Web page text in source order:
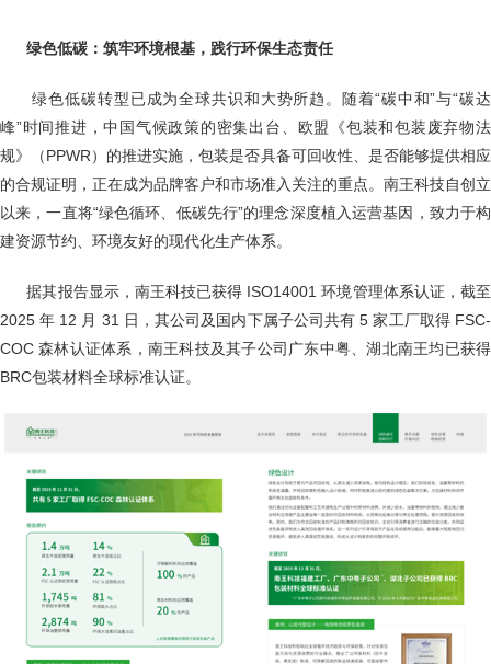
绿色低碳：筑牢环境根基，践行环保生态责任
绿色低碳转型已成为全球共识和大势所趋。随着“碳中和”与“碳达
峰”时间推进，中国气候政策的密集出台、欧盟《包装和包装废弃物法
规》（PPWR）的推进实施，包装是否具备可回收性、是否能够提供相应
的合规证明，正在成为品牌客户和市场准入关注的重点。南王科技自创立
以来，一直将“绿色循环、低碳先行”的理念深度植入运营基因，致力于构
建资源节约、环境友好的现代化生产体系。
据其报告显示，南王科技已获得 ISO14001 环境管理体系认证，截至
2025 年 12 月 31 日，其公司及国内下属子公司共有 5 家工厂取得 FSC-
COC 森林认证体系，南王科技及其子公司广东中粤、湖北南王均已获得
BRC包装材料全球标准认证。